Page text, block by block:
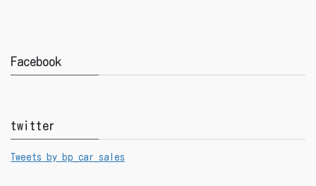
Facebook
twitter
Tweets by bp_car_sales